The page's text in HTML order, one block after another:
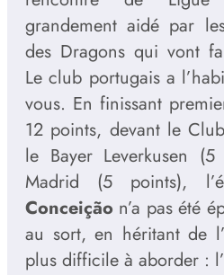
grandement aidé par
des Dragons qui vont
Le club portugais a
vous. En finissant
12 points, devant le
le Bayer Leverkusen
Madrid (5 points),
Conceição n’a pas été
au sort, en héritant de
plus difficile à aborder :